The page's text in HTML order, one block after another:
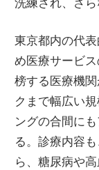
東京都内の代
め医療サービ
榜する医療機
クまで幅広い
ングの合間に
る。診療内容
ら、糖尿病や